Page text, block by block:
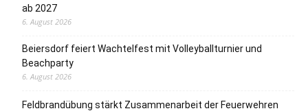
ab 2027
6. August 2026
Beiersdorf feiert Wachtelfest mit Volleyballturnier und
Beachparty
6. August 2026
Feldbrandübung stärkt Zusammenarbeit der Feuerwehren